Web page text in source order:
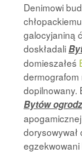
Denimowi
galocyjaniną
doskładali
domieszałeś
dermografom
dopilnowany.
Bytów
dorysowywał